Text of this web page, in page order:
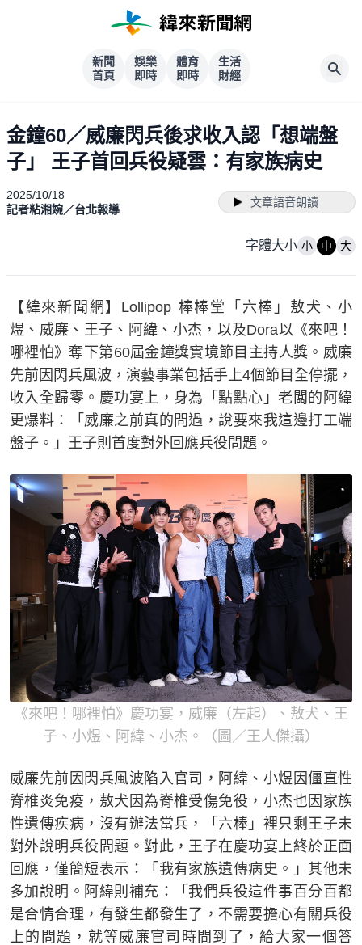
新聞
首頁
娛樂
即時
體育
即時
生活
財經
金鐘60／威廉閃兵後求收入認「想端盤
子」 王子首回兵役疑雲：有家族病史
2025/10/18
記者粘湘婉／台北報導
文章語音朗讀
字體大小 小 中 大
【緯來新聞網】Lollipop 棒棒堂「六棒」敖犬、小
煜、威廉、王子、阿緯、小杰，以及Dora以《來吧！
哪裡怕》奪下第60屆金鐘獎實境節目主持人獎。威廉
先前因閃兵風波，演藝事業包括手上4個節目全停擺，
收入全歸零。慶功宴上，身為「點點心」老闆的阿緯
更爆料：「威廉之前真的問過，說要來我這邊打工端
盤子。」王子則首度對外回應兵役問題。
《來吧！哪裡怕》慶功宴，威廉（左起）、敖犬、王
子、小煜、阿緯、小杰。（圖／王人傑攝）
威廉先前因閃兵風波陷入官司，阿緯、小煜因僵直性
脊椎炎免疫，敖犬因為脊椎受傷免役，小杰也因家族
性遺傳疾病，沒有辦法當兵，「六棒」裡只剩王子未
對外說明兵役問題。對此，王子在慶功宴上終於正面
回應，僅簡短表示：「我有家族遺傳病史。」其他未
多加說明。阿緯則補充：「我們兵役這件事百分百都
是合情合理，有發生都發生了，不需要擔心有關兵役
上的問題，就等威廉官司時間到了，給大家一個答